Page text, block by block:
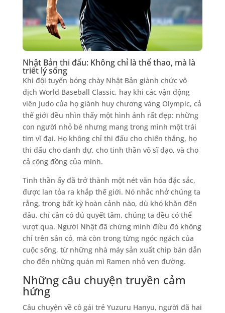
Nhật Bản thi đấu: Không chỉ là thể thao, mà là
triết lý sống
Khi đội tuyển bóng chày Nhật Bản giành chức vô
địch World Baseball Classic, hay khi các vận động
viên Judo của họ giành huy chương vàng Olympic, cả
thế giới đều nhìn thấy một hình ảnh rất đẹp: những
con người nhỏ bé nhưng mang trong mình một trái
tim vĩ đại. Họ không chỉ thi đấu cho chiến thắng, họ
thi đấu cho danh dự, cho tinh thần võ sĩ đạo, và cho
cả cộng đồng của mình.
Tinh thần ấy đã trở thành một nét văn hóa đặc sắc,
được lan tỏa ra khắp thế giới. Nó nhắc nhở chúng ta
rằng, trong bất kỳ hoàn cảnh nào, dù khó khăn đến
đâu, chỉ cần có đủ quyết tâm, chúng ta đều có thể
vượt qua. Người Nhật đã chứng minh điều đó không
chỉ trên sân cỏ, mà còn trong từng ngóc ngách của
cuộc sống, từ những nhà máy sản xuất chip bán dẫn
cho đến những quán mì Ramen nhỏ ven đường.
Những câu chuyện truyền cảm
hứng
Câu chuyện về cô gái trẻ Yuzuru Hanyu, người đã hai